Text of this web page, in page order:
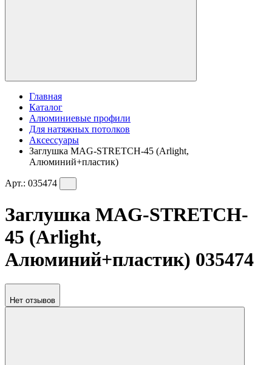
Главная
Каталог
Алюминиевые профили
Для натяжных потолков
Аксессуары
Заглушка MAG-STRETCH-45 (Arlight,
Алюминий+пластик)
Арт.: 035474
Заглушка MAG-STRETCH-
45 (Arlight,
Алюминий+пластик) 035474
Нет отзывов